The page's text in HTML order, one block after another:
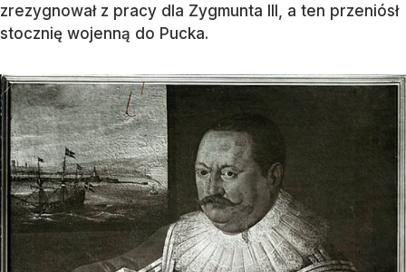
zrezygnował z pracy dla Zygmunta III, a ten przeniósł
stocznię wojenną do Pucka.